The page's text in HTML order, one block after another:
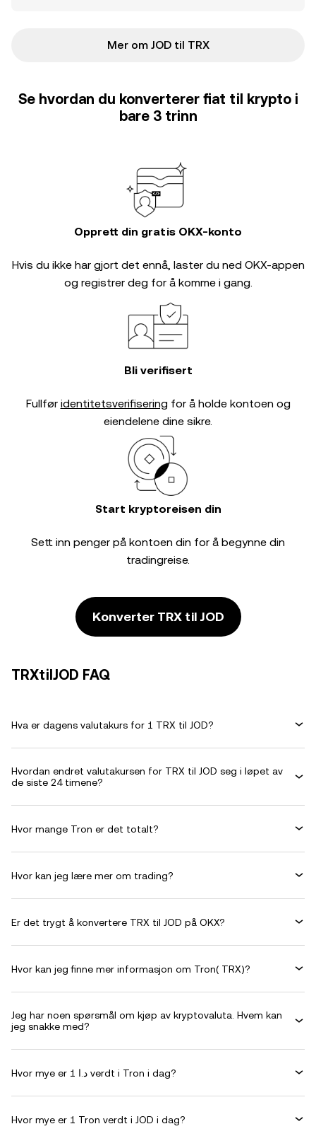
Mer om JOD til TRX
Se hvordan du konverterer fiat til krypto i
bare 3 trinn
Opprett din gratis OKX-konto
Hvis du ikke har gjort det ennå, laster du ned OKX-appen
og registrer deg for å komme i gang.
Bli verifisert
Fullfør identitetsverifisering for å holde kontoen og
eiendelene dine sikre.
Start kryptoreisen din
Sett inn penger på kontoen din for å begynne din
tradingreise.
Konverter TRX til JOD
TRXtilJOD FAQ
Hva er dagens valutakurs for 1 TRX til JOD?
Hvordan endret valutakursen for TRX til JOD seg i løpet av
de siste 24 timene?
Hvor mange Tron er det totalt?
Hvor kan jeg lære mer om trading?
Er det trygt å konvertere TRX til JOD på OKX?
Hvor kan jeg finne mer informasjon om Tron( TRX)?
Jeg har noen spørsmål om kjøp av kryptovaluta. Hvem kan
jeg snakke med?
Hvor mye er 1 د.ا verdt i Tron i dag?
Hvor mye er 1 Tron verdt i JOD i dag?